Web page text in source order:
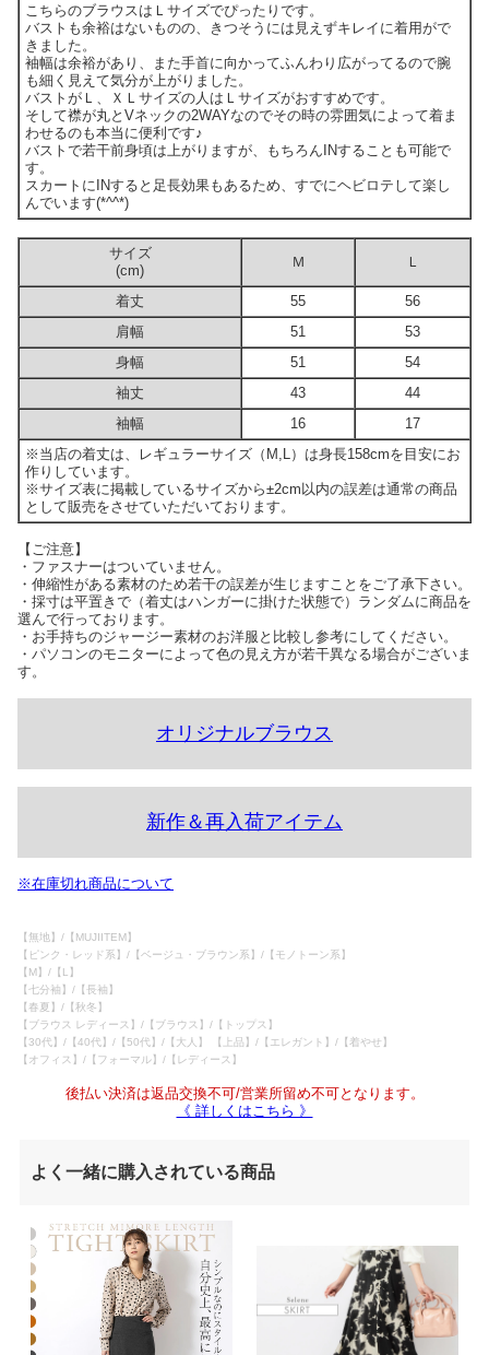
こちらのブラウスはＬサイズでぴったりです。
バストも余裕はないものの、きつそうには見えずキレイに着用がで
きました。
袖幅は余裕があり、また手首に向かってふんわり広がってるので腕
も細く見えて気分が上がりました。
バストがＬ、ＸＬサイズの人はＬサイズがおすすめです。
そして襟が丸とVネックの2WAYなのでその時の雰囲気によって着ま
わせるのも本当に便利です♪
バストで若干前身頃は上がりますが、もちろんINすることも可能で
す。
スカートにINすると足長効果もあるため、すでにヘビロテして楽し
んでいます(*^^*)
サイズ
(cm)
Ｍ Ｌ
着丈 55
56
肩幅
51
53
身幅
51
54
袖丈
43
44
袖幅
16
17
※当店の着丈は、レギュラーサイズ（M,L）は身長158cmを目安にお
作りしています。
※サイズ表に掲載しているサイズから±2cm以内の誤差は通常の商品
として販売をさせていただいております。
【ご注意】
・ファスナーはついていません。
・伸縮性がある素材のため若干の誤差が生じますことをご了承下さい。
・採寸は平置きで（着丈はハンガーに掛けた状態で）ランダムに商品を
選んで行っております。
・お手持ちのジャージー素材のお洋服と比較し参考にしてください。
・パソコンのモニターによって色の見え方が若干異なる場合がございま
す。
オリジナルブラウス
新作＆再入荷アイテム
※在庫切れ商品について
【無地】/【MUJIITEM】
【ピンク・レッド系】/【ベージュ・ブラウン系】/【モノトーン系】
【M】/【L】
【七分袖】/【長袖】
【春夏】/【秋冬】
【ブラウス レディース】/【ブラウス】/【トップス】
【30代】/【40代】/【50代】/【大人】 【上品】/【エレガント】/【着やせ】
【オフィス】/【フォーマル】/【レディース】
後払い決済は返品交換不可/営業所留め不可となります。
《 詳しくはこちら 》
よく一緒に購入されている商品